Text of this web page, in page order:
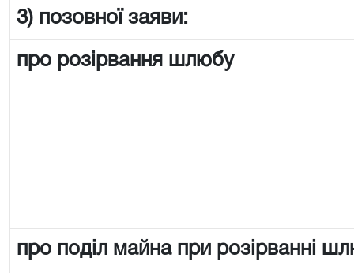
3) позовної заяви:
про розірвання шлюбу
про поділ майна при розірванні